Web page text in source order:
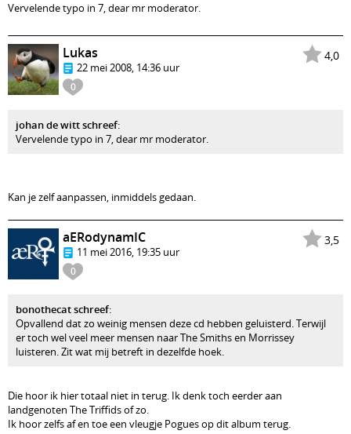
Vervelende typo in 7, dear mr moderator.
4,0
0
Lukas
22 mei 2008, 14:36 uur
johan de witt schreef:
Vervelende typo in 7, dear mr moderator.
Kan je zelf aanpassen, inmiddels gedaan.
3,5
0
aERodynamIC
11 mei 2016, 19:35 uur
bonothecat schreef:
Opvallend dat zo weinig mensen deze cd hebben geluisterd. Terwijl
er toch wel veel meer mensen naar The Smiths en Morrissey
luisteren. Zit wat mij betreft in dezelfde hoek.
Die hoor ik hier totaal niet in terug. Ik denk toch eerder aan
landgenoten The Triffids of zo.
Ik hoor zelfs af en toe een vleugje Pogues op dit album terug.